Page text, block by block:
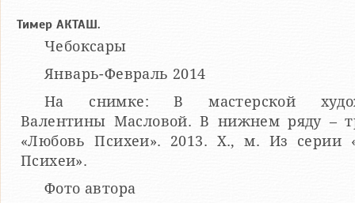
Тимер АКТАШ.
Чебоксары
Январь-Февраль 2014
На снимке: В мастерской
Валентины Масловой. В нижнем ряду –
«Любовь Психеи». 2013. Х., м. Из серии
Психеи».
Фото автора